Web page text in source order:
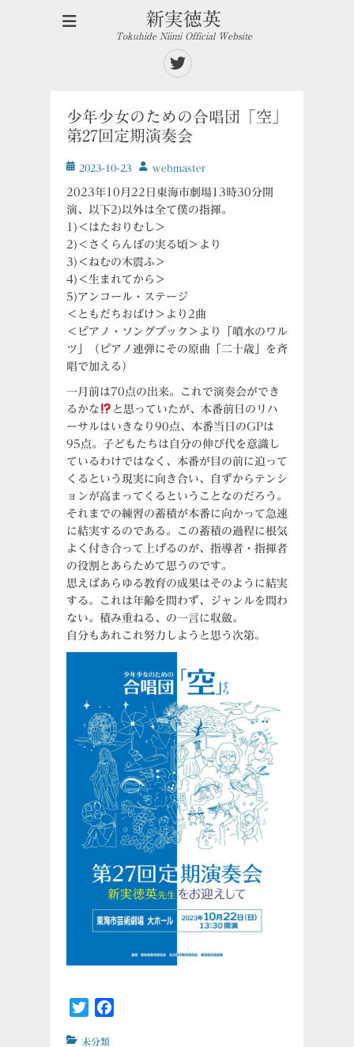
新実徳英
Tokuhide Niimi Official Website
Twitter
少年少女のための合唱団「空」
第27回定期演奏会
投
日
2023-10-23
投
者
ｗebmaster
2023年10月22日東海市劇場13時30分開
演、以下2)以外は全て僕の指揮。
1)＜はたおりむし＞
2)＜さくらんぼの実る頃＞より
3)＜ねむの木震ふ＞
4)＜生まれてから＞
5)アンコール・ステージ
＜ともだちおばけ＞より2曲
＜ピアノ・ソングブック＞より「噴水のワル
ツ」（ピアノ連弾にその原曲「二十歳」を斉
唱で加える）
一月前は70点の出来。これで演奏会ができ
るかな
と思っていたが、本番前日のリハ
ーサルはいきなり90点、本番当日のGPは
95点。子どもたちは自分の伸び代を意識し
ているわけではなく、本番が目の前に迫って
くるという現実に向き合い、自ずからテンシ
ョンが高まってくるということなのだろう。
それまでの練習の蓄積が本番に向かって急速
に結実するのである。この蓄積の過程に根気
よく付き合って上げるのが、指導者・指揮者
の役割とあらためて思うのです。
思えばあらゆる教育の成果はそのように結実
する。これは年齢を問わず、ジャンルを問わ
ない。積み重ねる、の一言に収斂。
自分もあれこれ努力しようと思う次第。
Twitter
カ
未分類